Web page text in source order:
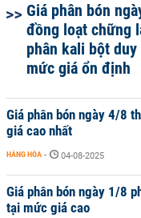
Giá phân bón
đồng loạt chững
phân kali bột duy trì
mức giá ổn định
Giá phân bón ngày 4/8
giá cao nhất
HÀNG HÓA - 04-08-2025
Giá phân bón ngày 1/8
tại mức giá cao